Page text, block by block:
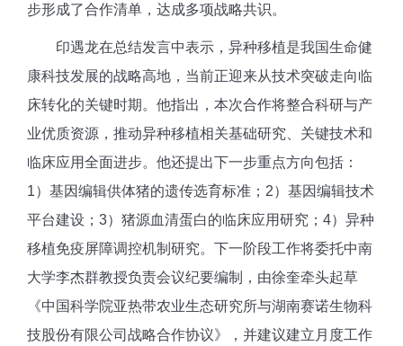
步形成了合作清单，达成多项战略共识。
印遇龙在总结发言中表示，异种移植是我国生命健
康科技发展的战略高地，当前正迎来从技术突破走向临
床转化的关键时期。他指出，本次合作将整合科研与产
业优质资源，推动异种移植相关基础研究、关键技术和
临床应用全面进步。他还提出下一步重点方向包括：
1）基因编辑供体猪的遗传选育标准；2）基因编辑技术
平台建设；3）猪源血清蛋白的临床应用研究；4）异种
移植免疫屏障调控机制研究。下一阶段工作将委托中南
大学李杰群教授负责会议纪要编制，由徐奎牵头起草
《中国科学院亚热带农业生态研究所与湖南赛诺生物科
技股份有限公司战略合作协议》，并建议建立月度工作